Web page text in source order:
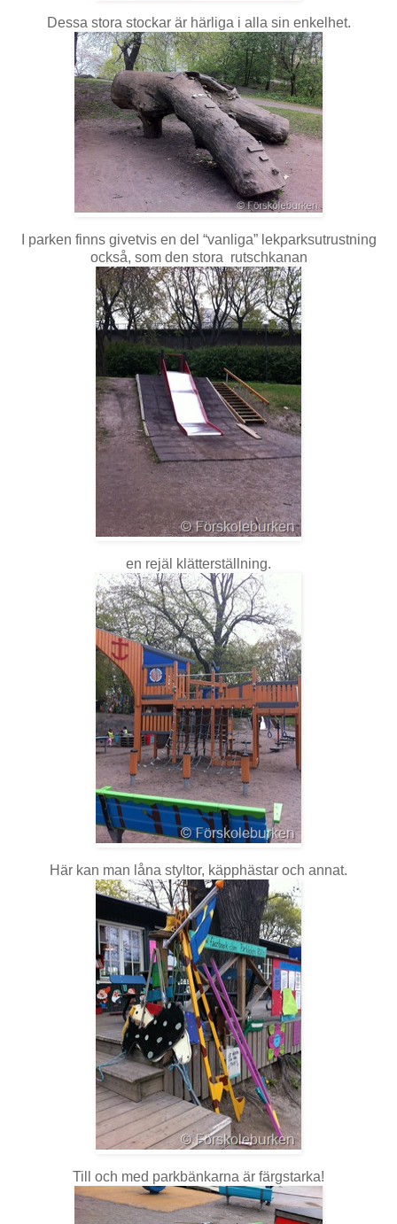
Dessa stora stockar är härliga i alla sin enkelhet.
I parken finns givetvis en del “vanliga” lekparksutrustning
också, som den stora rutschkanan
en rejäl klätterställning.
Här kan man låna styltor, käpphästar och annat.
Till och med parkbänkarna är färgstarka!